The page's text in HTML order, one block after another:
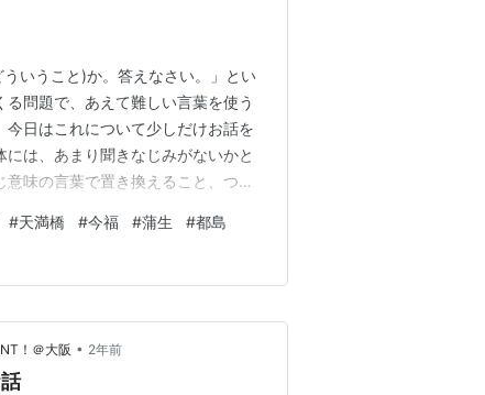
いうこと)か。答えなさい。」とい
問題で、あえて難しい言葉を使う
日はこれについて少しだけお話を
は、あまり聞きなじみがないかと
味の言葉で置き換えること、つま
法を知らないと解けないものになっ
、…
#天満橋 #今福 #蒲生 #都島
！＠大阪 • 2年前